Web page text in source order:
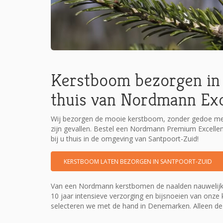
Kerstboom bezorgen
thuis van Nordmann
Wij bezorgen de mooie kerstboom, zonder gedoe
zijn gevallen. Bestel een Nordmann Premium
bij u thuis in de omgeving van Santpoort-Zuid!
KERSTBOOM LATEN BEZORGEN IN SANTPOORT-ZUID
Van een Nordmann kerstbomen de naalden
10 jaar intensieve verzorging en bijsnoeien van
selecteren we met de hand in Denemarken. Alleen